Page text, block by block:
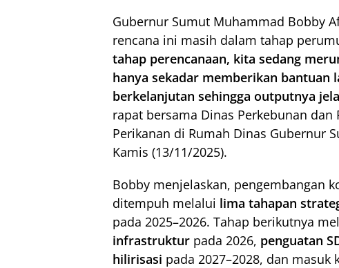
Gubernur Sumut Muhammad Bobby
rencana ini masih dalam tahap
tahap perencanaan, kita sedang
hanya sekadar memberikan
berkelanjutan sehingga outputnya
rapat bersama Dinas Perkebunan
Perikanan di Rumah Dinas Gubernur
Kamis (13/11/2025).
Bobby menjelaskan, pengembangan
ditempuh melalui lima tahapan
pada 2025–2026. Tahap berikutnya
infrastruktur pada 2026, penguatan
hilirisasi pada 2027–2028, dan masuk